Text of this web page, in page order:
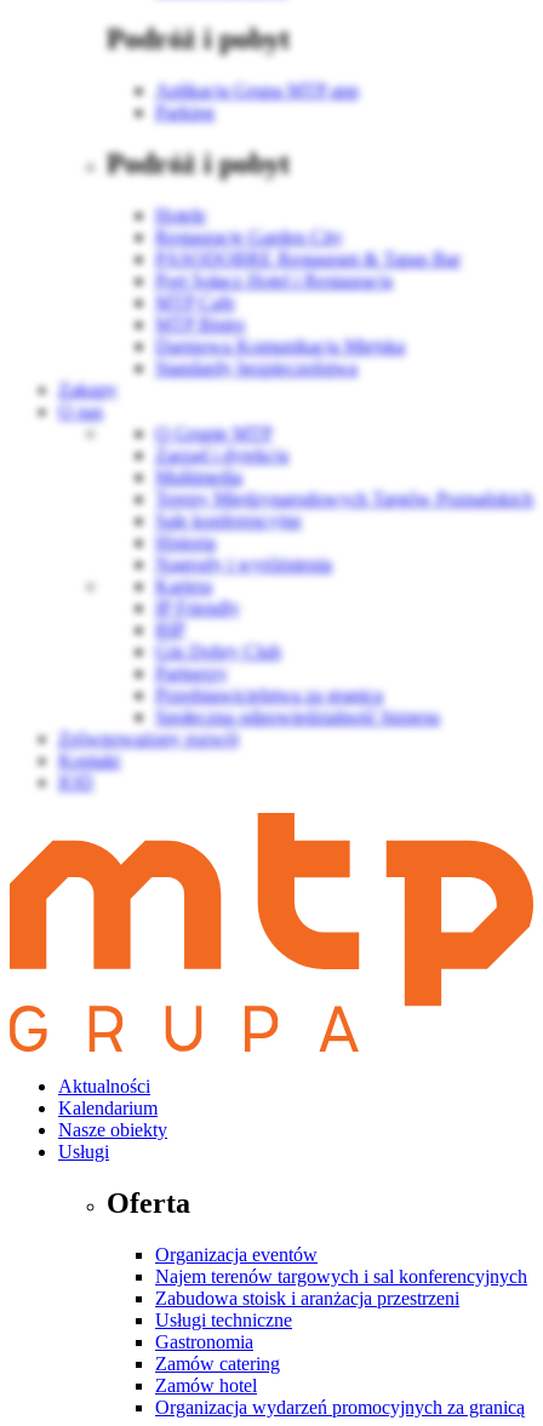
Podróż i pobyt
Aplikacja Grupa MTP app
Parking
Podróż i pobyt
Hotele
Restauracje Garden City
PASODOBRE Restaurant & Tapas Bar
Port Sołacz Hotel i Restauracja
MTP Cafe
MTP Bistro
Darmowa Komunikacja Miejska
Standardy bezpieczeństwa
Zakupy
O nas
O Grupie MTP
Zarząd i dyrekcja
Multimedia
Tereny Międzynarodowych Targów Poznańskich
Sale konferencyjne
Historia
Nagrody i wyróżnienia
Kariera
IP Friendly
BIP
Gin Dobry Club
Partnerzy
Przedstawicielstwa za granicą
Społeczna odpowiedzialność biznesu
Zrównoważony rozwój
Kontakt
IOD
Aktualności
Kalendarium
Nasze obiekty
Usługi
Oferta
Organizacja eventów
Najem terenów targowych i sal konferencyjnych
Zabudowa stoisk i aranżacja przestrzeni
Usługi techniczne
Gastronomia
Zamów catering
Zamów hotel
Organizacja wydarzeń promocyjnych za granicą